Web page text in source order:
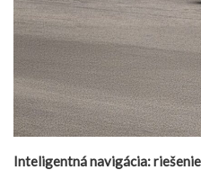
Inteligentná navigácia: